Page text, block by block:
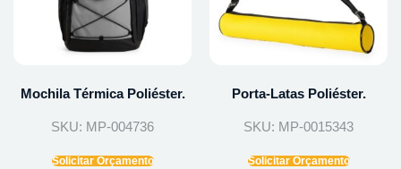
Mochila Térmica Poliéster.
SKU: MP-004736
Solicitar Orçamento
Porta-Latas Poliéster.
SKU: MP-0015343
Solicitar Orçamento